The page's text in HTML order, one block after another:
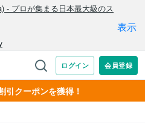
引クーポンを獲得！